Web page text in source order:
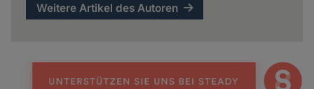
Weitere Artikel des Autoren